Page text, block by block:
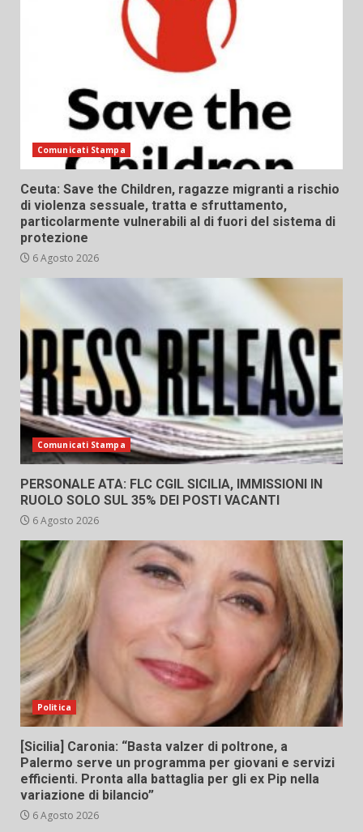
Comunicati Stampa
Ceuta: Save the Children, ragazze migranti a rischio
di violenza sessuale, tratta e sfruttamento,
particolarmente vulnerabili al di fuori del sistema di
protezione
6 Agosto 2026
Comunicati Stampa
PERSONALE ATA: FLC CGIL SICILIA, IMMISSIONI IN
RUOLO SOLO SUL 35% DEI POSTI VACANTI
6 Agosto 2026
Politica
[Sicilia] Caronia: “Basta valzer di poltrone, a
Palermo serve un programma per giovani e servizi
efficienti. Pronta alla battaglia per gli ex Pip nella
variazione di bilancio”
6 Agosto 2026